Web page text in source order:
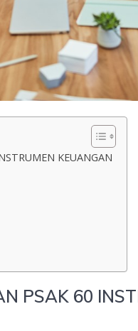
KEUANGAN
PSAK 60